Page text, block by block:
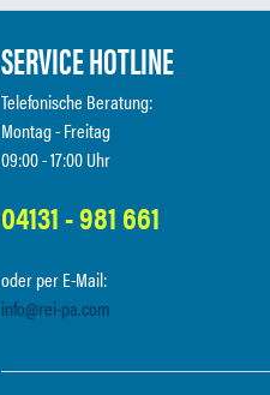
SERVICE HOTLINE
Telefonische Beratung:
Montag - Freitag
09:00 - 17:00 Uhr
04131 - 981 661
oder per E-Mail:
info@rei-pa.com